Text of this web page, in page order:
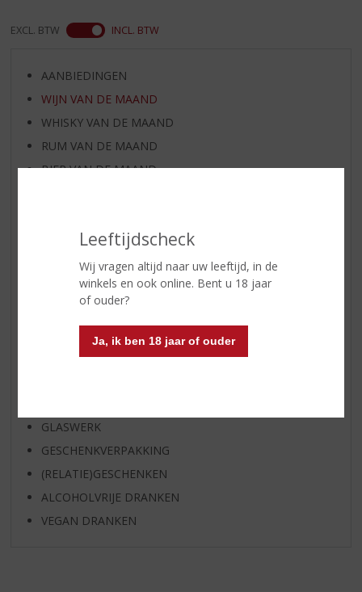
Leeftijdscheck
Wij vragen altijd naar uw leeftijd, in de
winkels en ook online. Bent u 18 jaar
of ouder?
Ja, ik ben 18 jaar of ouder
EXCL. BTW INCL. BTW
AANBIEDINGEN
WIJN VAN DE MAAND
WHISKY VAN DE MAAND
RUM VAN DE MAAND
BIER VAN DE MAAND
WHISKY
APERITIEF
GEDISTILLEERD OVERIG
SHOTJES
GLASWERK
GESCHENKVERPAKKING
(RELATIE)GESCHENKEN
ALCOHOLVRIJE DRANKEN
VEGAN DRANKEN